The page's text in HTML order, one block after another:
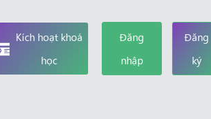
Kích hoạt khoá
học
Đăng
nhập
Đăng
ký